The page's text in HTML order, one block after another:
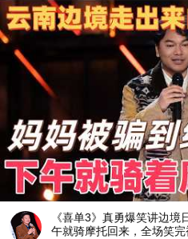
《喜单3》真勇爆笑讲边
午就骑摩托回来，全场笑完